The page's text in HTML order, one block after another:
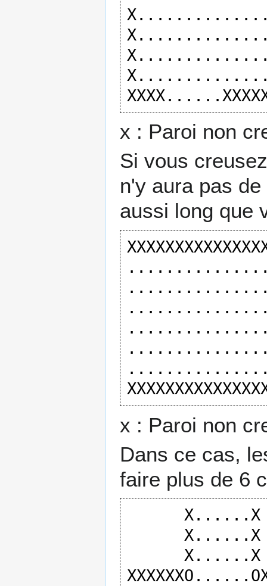
x : Paroi non
Si vous
n'y aura pas
aussi long que
x : Paroi non
Dans ce cas,
faire plus de 6